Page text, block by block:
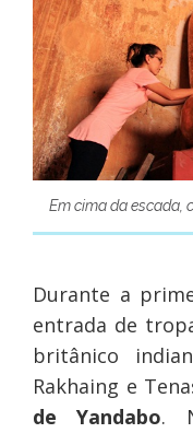
Em cima da escada,
Durante a
entrada de
britânico
Rakhaing e
de Yandabo.